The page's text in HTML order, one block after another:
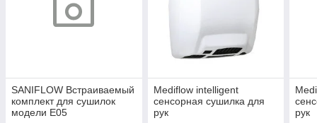
SANIFLOW Встраиваемый
комплект для сушилок
модели E05
Mediflow intelligent
сенсорная сушилка для
рук
рук